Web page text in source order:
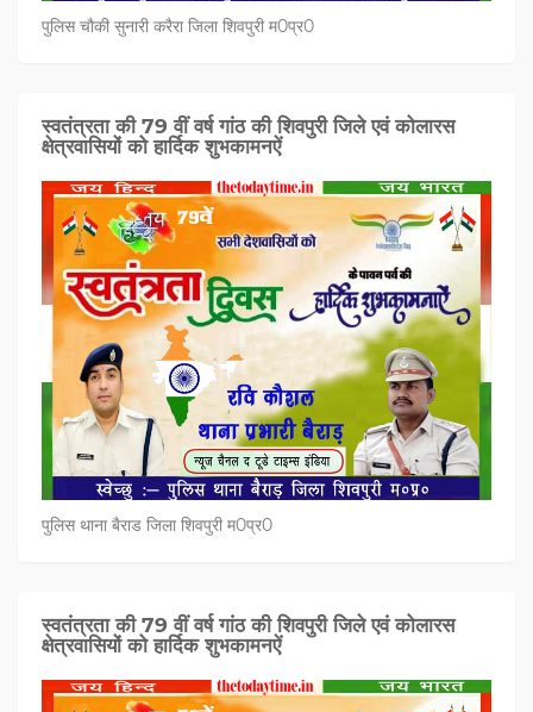
पुलिस चौकी सुनारी करैरा जिला शिवपुरी म0प्र0
स्वतंत्रता की 79 वीं वर्ष गांठ की शिवपुरी जिले एवं कोलारस
क्षेत्रवासियों को हार्दिक शुभकामनऐं
पुलिस थाना बैराड जिला शिवपुरी म0प्र0
स्वतंत्रता की 79 वीं वर्ष गांठ की शिवपुरी जिले एवं कोलारस
क्षेत्रवासियों को हार्दिक शुभकामनऐं